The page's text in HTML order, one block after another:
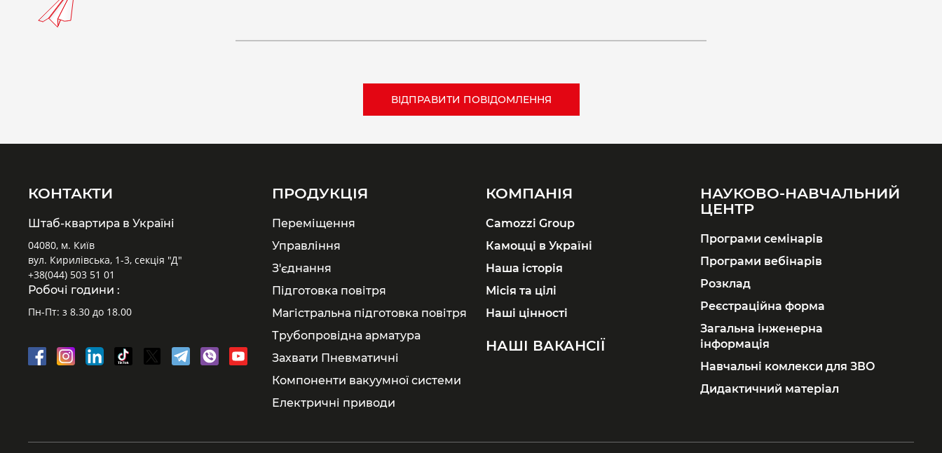
КОНТАКТИ
Штаб-квартира в Україні
04080, м. Київ
вул. Кирилівська, 1-3, секція "Д"
+38(044) 503 51 01
Робочі години :
Пн-Пт: з 8.30 до 18.00
ПРОДУКЦІЯ
Переміщення
Управління
З'єднання
Підготовка повітря
Магістральна підготовка повітря
Трубопровідна арматура
Захвати Пневматичні
Компоненти вакуумної системи
Електричні приводи
КОМПАНІЯ
Camozzi Group
Камоцці в Україні
Наша історія
Місія та цілі
Наші цінності
НАШІ ВАКАНСІЇ
НАУКОВО-НАВЧАЛЬНИЙ
ЦЕНТР
Програми семінарів
Програми вебінарів
Розклад
Реєстраційна форма
Загальна інженерна
інформація
Навчальні комлекси для ЗВО
Дидактичний матеріал